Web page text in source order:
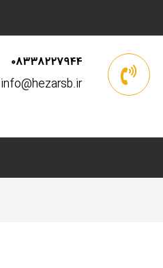
08338227944
info@hezarsb.ir